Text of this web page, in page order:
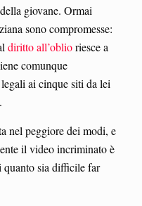
giovane. Ormai
sono compromesse:
diritto all’oblioriesce a
comunque
ai cinque siti da lei
nel peggiore dei modi, e
il video incriminato è
quanto sia difficile far